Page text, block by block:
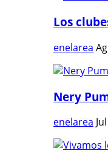
Los
enelarea
Nery
enelarea